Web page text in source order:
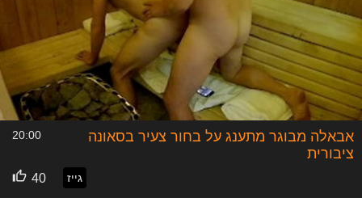
אבאלה מבוגר מתענג על בחור צעיר בסאונה
ציבורית
20:00
גייז 40